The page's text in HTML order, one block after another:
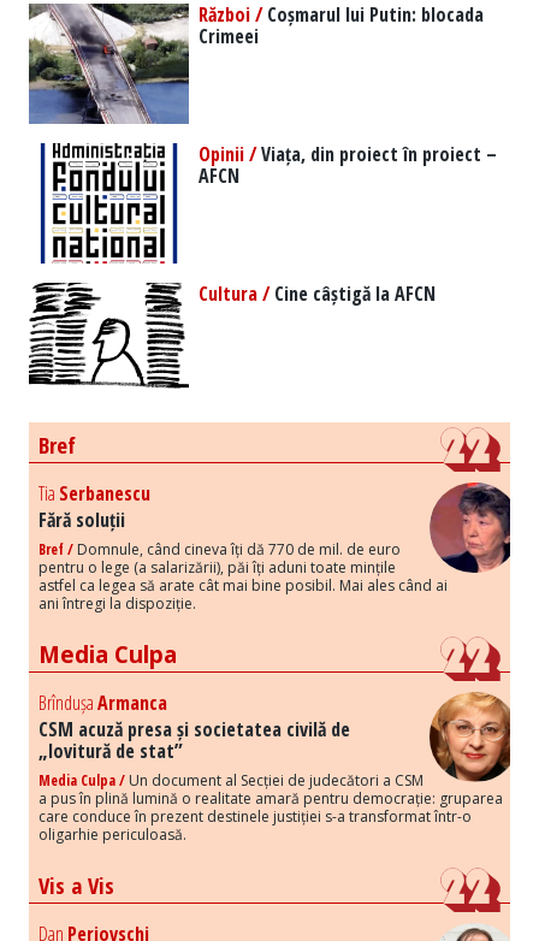
Război /Coșmarul lui Putin: blocada
Crimeei
Opinii /Viața, din proiect în proiect –
AFCN
Cultura /Cine câștigă la AFCN
Bref
Tia Serbanescu
Fără soluții
Bref / Domnule, când cineva îți dă 770 de mil. de euro
pentru o lege (a salarizării), păi îți aduni toate mințile
astfel ca legea să arate cât mai bine posibil. Mai ales când ai
ani întregi la dispoziție.
Media Culpa
BrîndușaArmanca
CSM acuză presa și societatea civilă de
„lovitură de stat”
Media Culpa / Un document al Secției de judecători a CSM
a pus în plină lumină o realitate amară pentru democrație: gruparea
care conduce în prezent destinele justiției s-a transformat într-o
oligarhie periculoasă.
Vis a Vis
Dan Perjovschi